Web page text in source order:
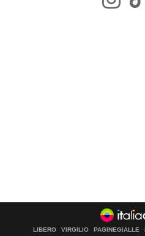
LIBERO VIRGILIO PAGINEGIALLE